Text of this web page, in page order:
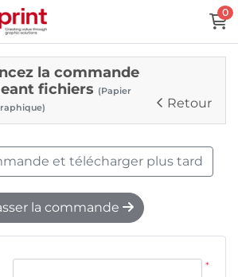
0
la commande
fichiers (Papier
Retour
et télécharger plus tard
la commande
*